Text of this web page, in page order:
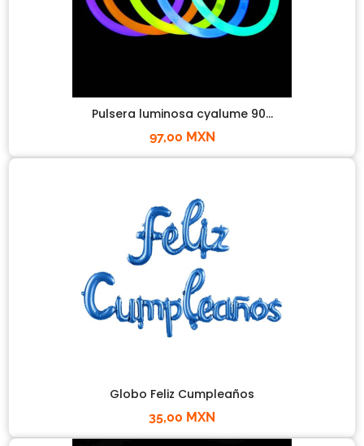
Pulsera luminosa cyalume 90...
97,00 MXN
Globo Feliz Cumpleaños
35,00 MXN